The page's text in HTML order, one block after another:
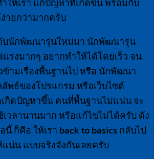
ายกว่ามากครับ
บนักพัฒนารุ่นใหม่มา นักพัฒนารุ่น
รงมากๆ อยากทำให้ได้โดยเร็ว จน
ข้ามเรื่องพื้นฐานไป หรือ นักพัฒนา
พธ์ของโปรแกรม หรือเว็บไซต์
เกิดปัญหาขึ้น คนที่พื้นฐานไม่แน่น จะ
วลานานมาก หรือแก้ไขไม่ได้ครับ ดัง
ก็คือ ให้เรา back to basics กลับไป
น่น แบบจริงจังกันเลยครับ